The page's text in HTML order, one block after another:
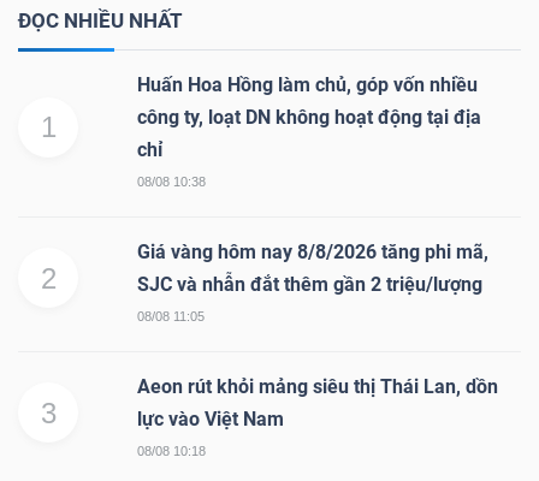
ĐỌC NHIỀU NHẤT
1
Huấn Hoa Hồng làm chủ, góp vốn nhiều
công ty, loạt DN không hoạt động tại địa
chỉ
08/08 10:38
2
Giá vàng hôm nay 8/8/2026 tăng phi mã,
SJC và nhẫn đắt thêm gần 2 triệu/lượng
08/08 11:05
3
Aeon rút khỏi mảng siêu thị Thái Lan, dồn
lực vào Việt Nam
08/08 10:18